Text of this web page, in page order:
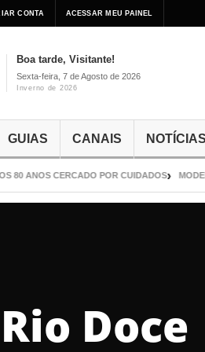
CONTA ACESSAR MEU PAINEL
Boa tarde, Visitante!
Sexta-feira, 7 de Agosto de 2026
Inverno de 2026
GUIAS CANAIS NOTÍCIAS
ANOS CERCADO POR CUIDADOS
Doce